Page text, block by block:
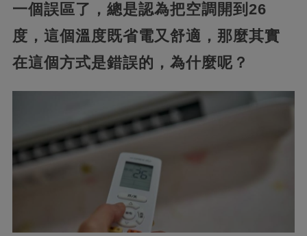
一個誤區了，總是認為把空調開到26
度，這個溫度既省電又舒適，那麼其實
在這個方式是錯誤的，為什麼呢？